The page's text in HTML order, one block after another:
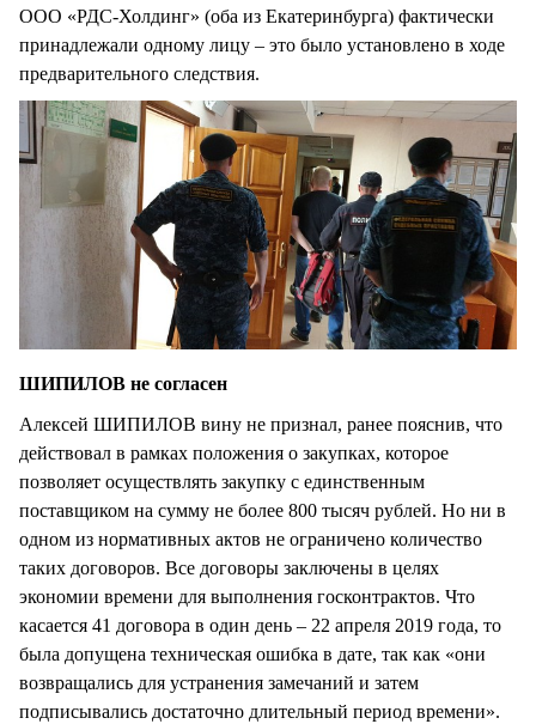
ООО «РДС-Холдинг» (оба из Екатеринбурга) фактически
принадлежали одному лицу – это было установлено в ходе
предварительного следствия.
ШИПИЛОВ не согласен
Алексей ШИПИЛОВ вину не признал, ранее пояснив, что
действовал в рамках положения о закупках, которое
позволяет осуществлять закупку с единственным
поставщиком на сумму не более 800 тысяч рублей. Но ни в
одном из нормативных актов не ограничено количество
таких договоров. Все договоры заключены в целях
экономии времени для выполнения госконтрактов. Что
касается 41 договора в один день – 22 апреля 2019 года, то
была допущена техническая ошибка в дате, так как «они
возвращались для устранения замечаний и затем
подписывались достаточно длительный период времени».